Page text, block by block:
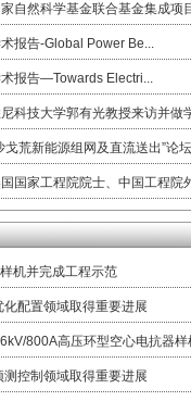
家自然科学基金联合基金集成项
报告-Global Power Be...
报告—Towards Electri...
科技大学郭有光教授来访并做
戈荒新能源组网及直流送出”论
国家工程院院士、中国工程院
机并完成工程示范
配置领域取得重要进展
800A高压环型空心电抗器样
控制领域取得重要进展